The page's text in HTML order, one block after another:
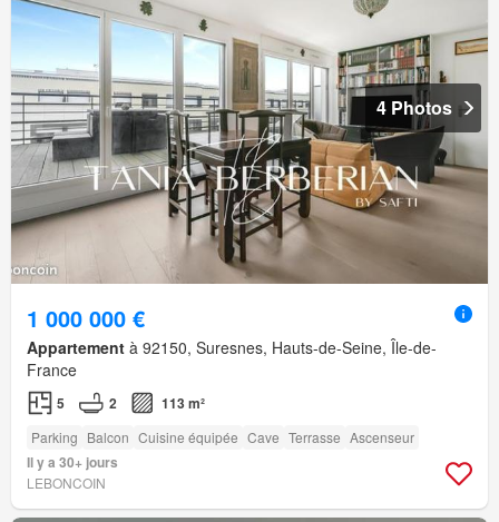
4 Photos
1 000 000 €
Appartement à 92150, Suresnes, Hauts-de-Seine, Île-de-
France
5 2 113 m²
Parking Balcon Cuisine équipée Cave Terrasse Ascenseur
Il y a 30+ jours
LEBONCOIN